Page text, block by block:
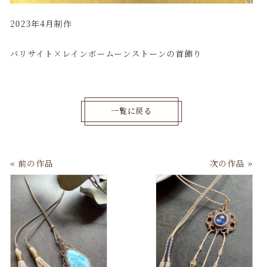
2023年4月制作
バリサイト×レインボームーンストーンの首飾り
一覧に戻る
« 前の作品 次の作品 »